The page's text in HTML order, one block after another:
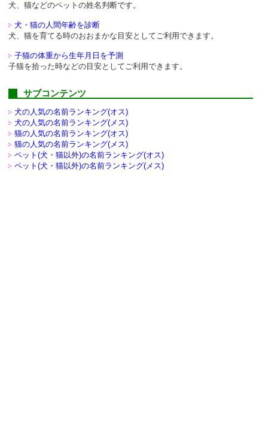
犬、猫などのペットの姓名判断です。
犬・猫の人間年齢を診断
犬、猫を育てる時のおおまかな目安としてご利用できます。
子猫の体重から生年月日を予測
子猫を拾った時などの目安としてご利用できます。
サブコンテンツ
犬の人気の名前ランキング(オス)
犬の人気の名前ランキング(メス)
猫の人気の名前ランキング(オス)
猫の人気の名前ランキング(メス)
ペット(犬・猫以外)の名前ランキング(オス)
ペット(犬・猫以外)の名前ランキング(メス)